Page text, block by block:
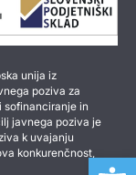
unija iz
poziva za
sofinanciranje in
javnega poziva je
k uvajanju
konkurenčnost,